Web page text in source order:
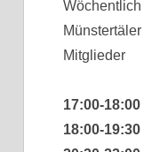
Wöchentlich
Münstertäler
Mitglieder
17:00-18:00
18:00-19:30